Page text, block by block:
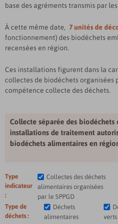
base des agréments transmis par
À cette même date, 7 unités de
fonctionnement) des biodéchets
recensées en région.
Ces installations figurent dans la
collectes de biodéchets organisées
compétence collecte des déchets.
Collecte séparée des biodéchets
installations de traitement
biodéchets alimentaires en
Type
indicateur
:
Collectes des déchets
alimentaires organisées
par le SPPGD
Type de
déchets :
Déchets
alimentaires